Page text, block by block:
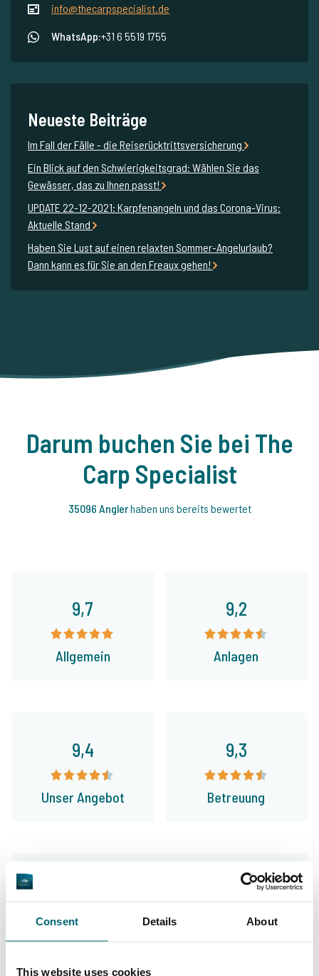
Consent Details About
This website uses cookies
info@thecarpspecialist.de
WhatsApp:+31 6 5519 1755
Neueste Beiträge
Im Fall der Fälle - die Reiserücktrittsversicherung
Ein Blick auf den Schwierigkeitsgrad: Wählen Sie das
Gewässer, das zu Ihnen passt!
UPDATE 22-12-2021: Karpfenangeln und das Corona-Virus:
Aktuelle Stand
Haben Sie Lust auf einen relaxten Sommer-Angelurlaub?
Dann kann es für Sie an den Freaux gehen!
Darum buchen Sie bei The
Carp Specialist
35096 Anglerhaben uns bereits bewertet
9,7
Allgemein
9,2
Anlagen
Jahr sowohl privat mit Familie und Freunden,
9,4
Unser Angebot
9,3
Betreuung